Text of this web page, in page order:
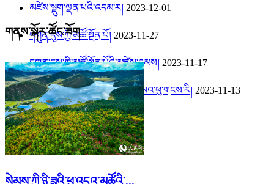
མཛེས་སྡུག་ལྡན་པའི་འདམ་ར། 2023-12-01
དགུན་དུས་ཀྱི་མཚོ་སྔོན་པོ། 2023-11-27
དགུན་དུས་ཀྱི་མཚོ་སྔོན་པོའི་མཛེས་ཉམས། 2023-11-17
མཛེས་སྡུག་ཡིད་དབང་འཕྲོག་པའི་གསའ་ཕུ་གངས་རི། 2023-11-13
གནས་སྐོར་ཚོང་ཟོག